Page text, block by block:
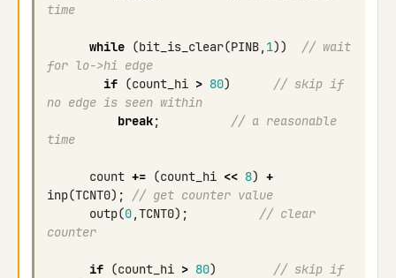
time
while (bit_is_clear(PINB, 1))
// wait
for lo->hi edge
if (count_hi > 80)
// skip if
no edge is seen within
break;
// a reasonable
time
count += (count_hi << 8) +
inp(TCNT0);
// get counter value
outp(0,TCNT0);
// clear
counter
if (count_hi > 80)
// skip if